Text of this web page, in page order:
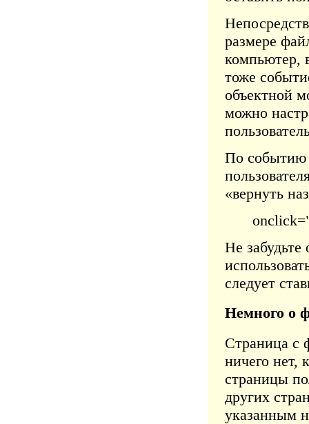
размере
компьютер,
тоже
объектной
можно
По событию
«вернуть
Не
следует
Немного о
Страница с
ничего нет,
страницы
других
указанным